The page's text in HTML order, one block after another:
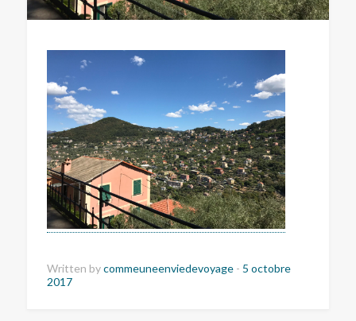
Written bycommeuneenviedevoyage - 5 octobre
2017